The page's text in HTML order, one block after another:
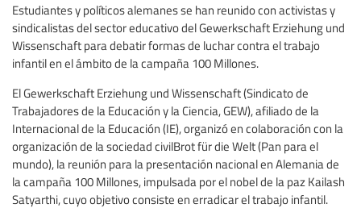
Estudiantes y políticos alemanes se han reunido con activistas y
sindicalistas del sector educativo del Gewerkschaft Erziehung und
Wissenschaft para debatir formas de luchar contra el trabajo
infantil en el ámbito de la campaña 100 Millones.
El Gewerkschaft Erziehung und Wissenschaft (Sindicato de
Trabajadores de la Educación y la Ciencia, GEW), afiliado de la
Internacional de la Educación (IE), organizó en colaboración con la
organización de la sociedad civilBrot für die Welt (Pan para el
mundo), la reunión para la presentación nacional en Alemania de
la campaña 100 Millones, impulsada por el nobel de la paz Kailash
Satyarthi, cuyo objetivo consiste en erradicar el trabajo infantil.